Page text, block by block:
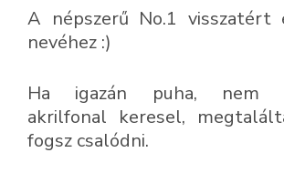
A népszerű No.1
nevéhez :)
Ha igazán puha, nem
akrilfonal keresel,
fogsz csalódni.